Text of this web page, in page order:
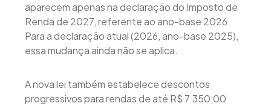
aparecem apenas na declaração do Imposto de
Renda de 2027, referente ao ano-base 2026.
Para a declaração atual (2026, ano-base 2025),
essa mudança ainda não se aplica.
A nova lei também estabelece descontos
progressivos para rendas de até R$ 7.350,00